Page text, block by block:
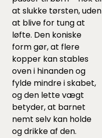
at slukke tørsten, uden
at blive for tung at
løfte. Den koniske
form gør, at flere
kopper kan stables
oven i hinanden og
fylde mindre i skabet,
og den lette vægt
betyder, at barnet
nemt selv kan holde
og drikke af den.